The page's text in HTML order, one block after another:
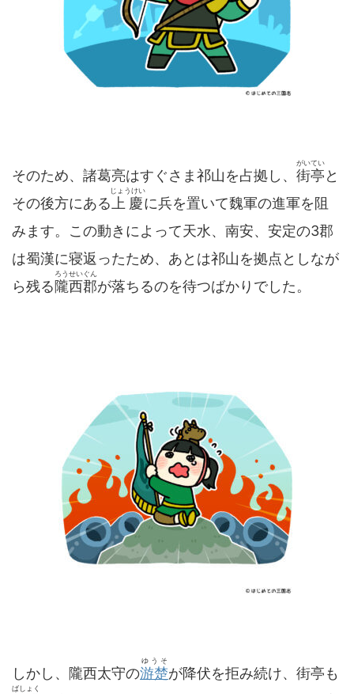
そのため、諸葛亮はすぐさま祁山を占拠し、 街亭
がいてい
と
その後方にある上慶
じょうけい
に兵を置いて魏軍の進軍を阻
みます。この動きによって天水、南安、安定の3郡
は蜀漢に寝返ったため、あとは祁山を拠点としなが
ら残る隴西郡
ろうせいぐん
が落ちるのを待つばかりでした。
しかし、隴西太守の游楚
ゆうそ
が降伏を拒み続け、街亭も
ばしょく